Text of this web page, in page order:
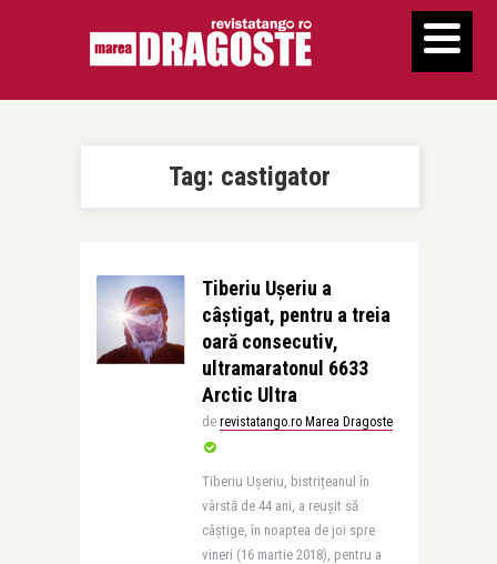
Tag: castigator
Tiberiu Ușeriu a
câștigat, pentru a treia
oară consecutiv,
ultramaratonul 6633
Arctic Ultra
de revistatango.ro Marea Dragoste
Tiberiu Ușeriu, bistrițeanul în
vârstă de 44 ani, a reușit să
câștige, în noaptea de joi spre
vineri (16 martie 2018), pentru a